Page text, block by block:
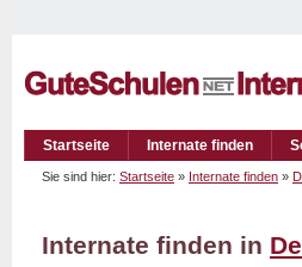
Startseite Internate finden
Sie sind hier: Startseite » Internate finden »
Internate finden in